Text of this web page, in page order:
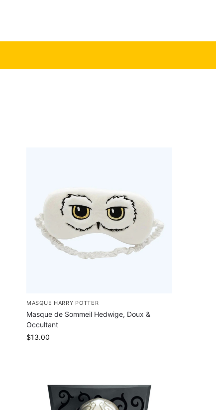
MASQUE HARRY POTTER
Masque de Sommeil Hedwige, Doux &
Occultant
$13.00